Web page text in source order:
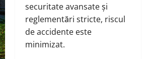
securitate avansate și
reglementări stricte, riscul
de accidente este
minimizat.